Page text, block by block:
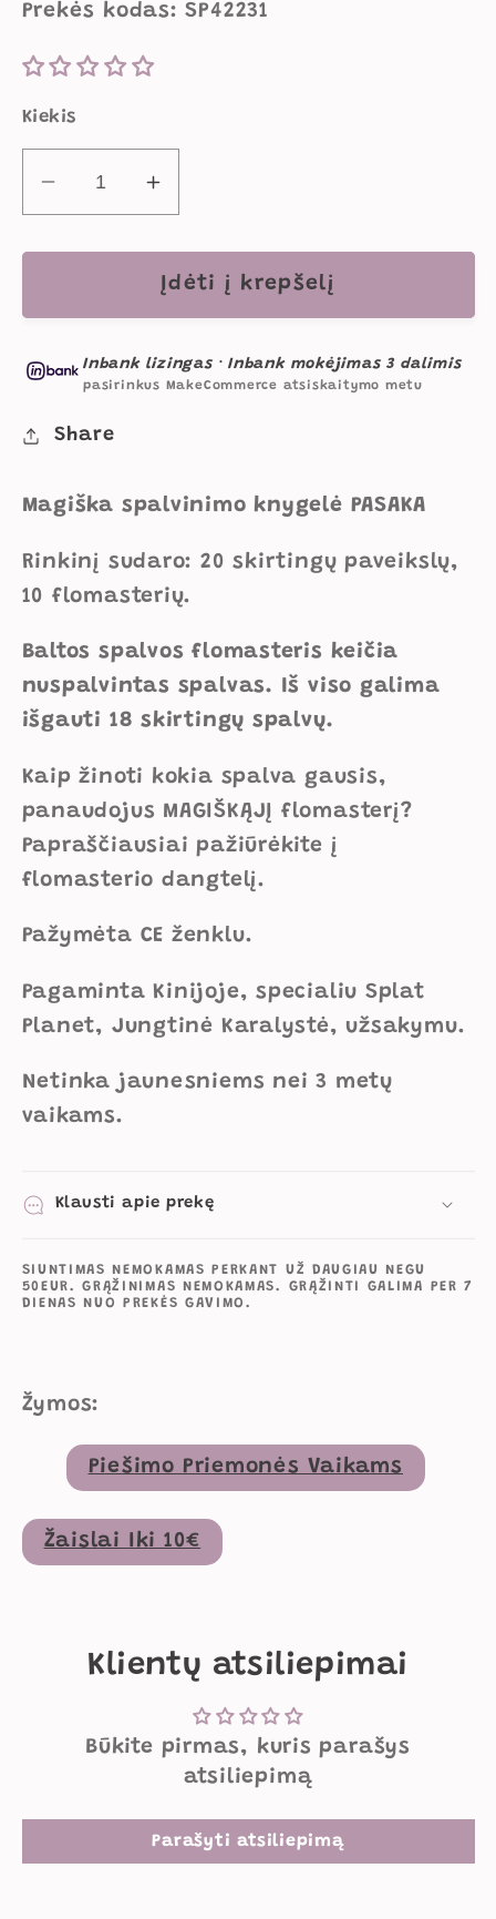
Prekės kodas: SP42231
Kiekis
Sumažinti
Splat
Planet
spalvinimo
PASAKA
Padidinti
Splat
Planet
magiška
spalvinimo
PASAKA
Įdėti į krepšelį
Inbank lizingas ·Inbank mokėjimas 3 dalimis
pasirinkus MakeCommerce atsiskaitymo metu
Share
Magiška spalvinimo knygelė PASAKA
Rinkinį sudaro: 20 skirtingų paveikslų,
10 flomasterių.
Baltos spalvos flomasteris keičia
nuspalvintas spalvas. Iš viso galima
išgauti 18 skirtingų spalvų.
Kaip žinoti kokia spalva gausis,
panaudojus MAGIŠKĄJĮ flomasterį?
Papraščiausiai pažiūrėkite į
flomasterio dangtelį.
Pažymėta CE ženklu.
Pagaminta Kinijoje, specialiu Splat
Planet, Jungtinė Karalystė, užsakymu.
Netinka jaunesniems nei 3 metų
vaikams.
Klausti apie prekę
SIUNTIMAS NEMOKAMAS PERKANT UŽ DAUGIAU NEGU
50EUR. GRĄŽINIMAS NEMOKAMAS. GRĄŽINTI GALIMA PER 7
DIENAS NUO PREKĖS GAVIMO.
Žymos:
Piešimo Priemonės Vaikams
Žaislai Iki 10€
Klientų atsiliepimai
Būkite pirmas, kuris parašys
atsiliepimą
Parašyti atsiliepimą